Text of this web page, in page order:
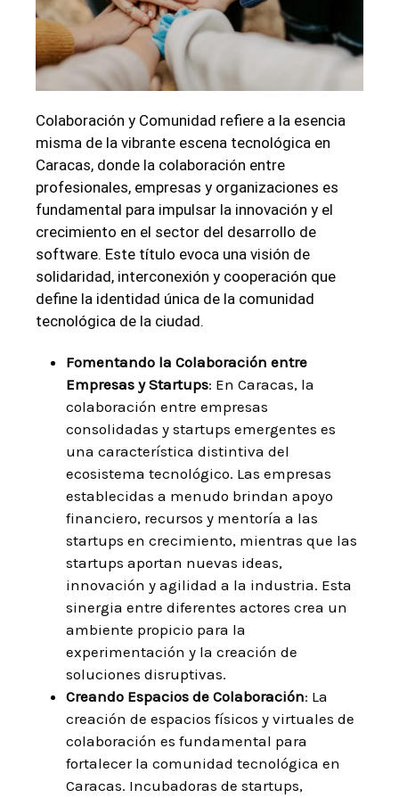
Colaboración y Comunidad refiere a la esencia
misma de la vibrante escena tecnológica en
Caracas, donde la colaboración entre
profesionales, empresas y organizaciones es
fundamental para impulsar la innovación y el
crecimiento en el sector del desarrollo de
software. Este título evoca una visión de
solidaridad, interconexión y cooperación que
define la identidad única de la comunidad
tecnológica de la ciudad.
Fomentando la Colaboración entre
Empresas y Startups: En Caracas, la
colaboración entre empresas
consolidadas y startups emergentes es
una característica distintiva del
ecosistema tecnológico. Las empresas
establecidas a menudo brindan apoyo
financiero, recursos y mentoría a las
startups en crecimiento, mientras que las
startups aportan nuevas ideas,
innovación y agilidad a la industria. Esta
sinergia entre diferentes actores crea un
ambiente propicio para la
experimentación y la creación de
soluciones disruptivas.
Creando Espacios de Colaboración: La
creación de espacios físicos y virtuales de
colaboración es fundamental para
fortalecer la comunidad tecnológica en
Caracas. Incubadoras de startups,